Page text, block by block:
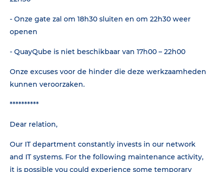
- Onze gate zal om 18h30 sluiten en om 22h30 weer
openen
- QuayQube is niet beschikbaar van 17h00 – 22h00
Onze excuses voor de hinder die deze werkzaamheden
kunnen veroorzaken.
**********
Dear relation,
Our IT department constantly invests in our network
and IT systems. For the following maintenance activity,
it is possible you could experience some temporary